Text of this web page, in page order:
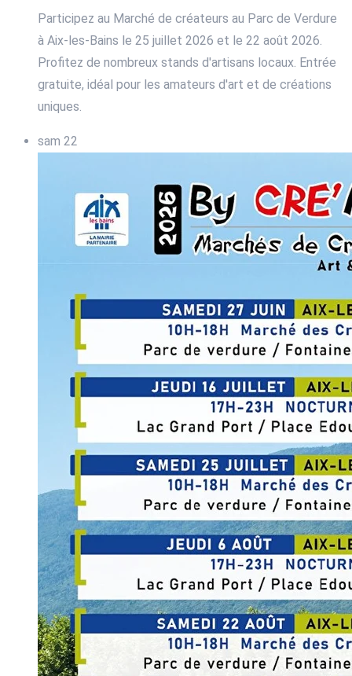
Participez au Marché de créateurs au Parc de Verdure
à Aix-les-Bains le 25 juillet 2026 et le 22 août 2026.
Profitez de nombreux stands d'artisans locaux. Entrée
gratuite, idéal pour les amateurs d'art et de créations
uniques.
sam 22